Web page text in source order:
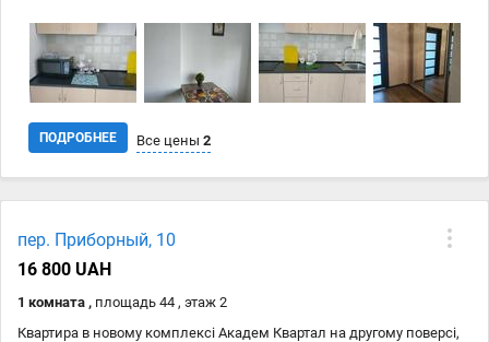
ПОДРОБНЕЕ Все цены 2
19.11 domowed.com
пер. Приборный, 10
16 800 UAH
1 комната , площадь 44 , этаж 2
Квартира в новому комплексі Академ Квартал на другому поверсі,